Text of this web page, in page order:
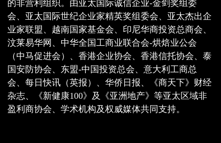
的非营利组织。由亚太国际诚信企业-金剑奖组委
会、亚太国际世纪企业家精英奖组委会、亚太杰出企
业家联盟、越南国家基金会、印尼华商投资总商会、
汶莱易华网、中华全国工商业联合会-烘焙业公会
（中马促进会）、香港企业协会、香港信托协会、泰
国安防协会、东盟-中国投资总会、意大利工商总
会、每日快讯（英报）、华侨日报、《商天下》财经
杂志、《新健康100》及《亚洲地产》等亚太区域非
盈利商协会、学术机构及权威媒体共同支持。